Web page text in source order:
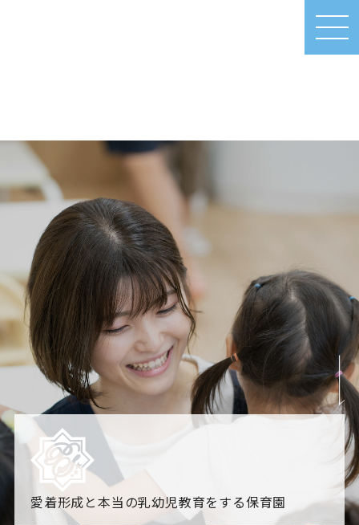
MEN
U
愛着形成と本当の乳幼児教育をする保育園